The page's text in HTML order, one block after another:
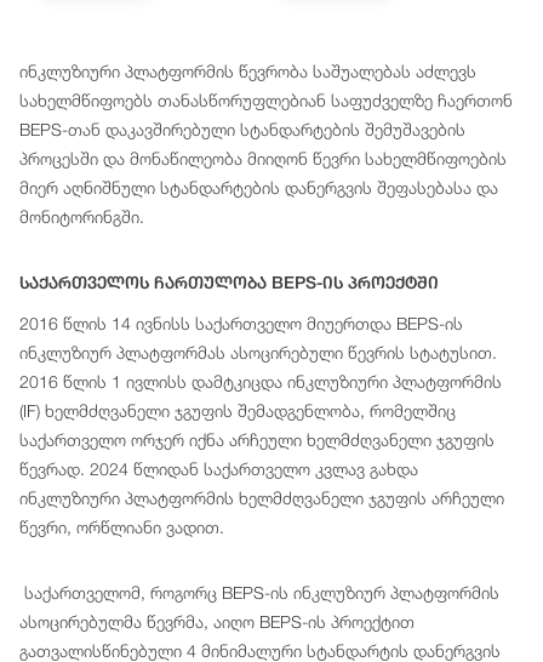
ინკლუზიური პლატფორმის წევრობა საშუალებას აძლევს
სახელმწიფოებს თანასწორუფლებიან საფუძველზე ჩაერთონ
BEPS-თან დაკავშირებული სტანდარტების შემუშავების
პროცესში და მონაწილეობა მიიღონ წევრი სახელმწიფოების
მიერ აღნიშნული სტანდარტების დანერგვის შეფასებასა და
მონიტორინგში.
Საქართველოს Ჩართულობა BEPS-Ის Პროექტში
2016 წლის 14 ივნისს საქართველო მიუერთდა BEPS-ის
ინკლუზიურ პლატფორმას ასოცირებული წევრის სტატუსით.
2016 წლის 1 ივლისს დამტკიცდა ინკლუზიური პლატფორმის
(IF) ხელმძღვანელი ჯგუფის შემადგენლობა, რომელშიც
საქართველო ორჯერ იქნა არჩეული ხელმძღვანელი ჯგუფის
წევრად. 2024 წლიდან საქართველო კვლავ გახდა
ინკლუზიური პლატფორმის ხელმძღვანელი ჯგუფის არჩეული
წევრი, ორწლიანი ვადით.
საქართველომ, როგორც BEPS-ის ინკლუზიურ პლატფორმის
ასოცირებულმა წევრმა, აიღო BEPS-ის პროექტით
გათვალისწინებული 4 მინიმალური სტანდარტის დანერგვის